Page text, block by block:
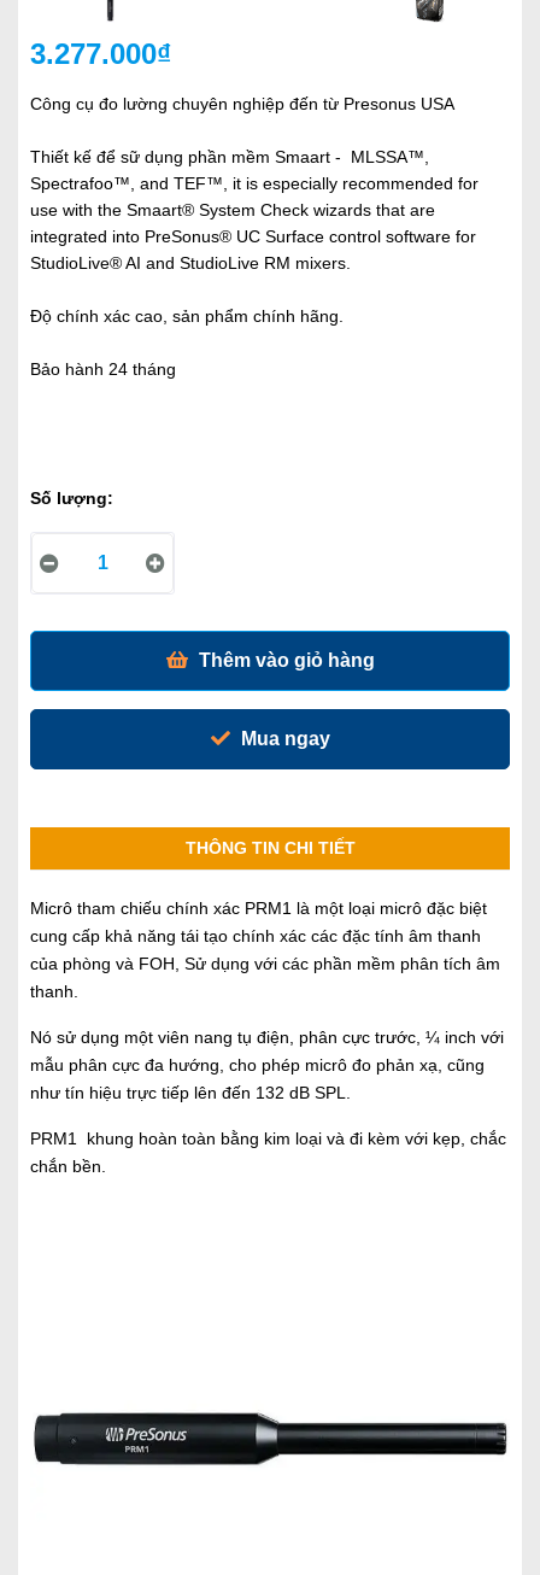
3.277.000₫
Công cụ đo lường chuyên nghiệp đến từ Presonus USA
Thiết kế để sữ dụng phần mềm Smaart - MLSSA™,
Spectrafoo™, and TEF™, it is especially recommended for
use with the Smaart® System Check wizards that are
integrated into PreSonus® UC Surface control software for
StudioLive® AI and StudioLive RM mixers.
Độ chính xác cao, sản phẩm chính hãng.
Bảo hành 24 tháng
Số lượng:
Thêm vào giỏ hàng
Mua ngay
THÔNG TIN CHI TIẾT
Micrô tham chiếu chính xác PRM1 là một loại micrô đặc biệt
cung cấp khả năng tái tạo chính xác các đặc tính âm thanh
của phòng và FOH, Sử dụng với các phần mềm phân tích âm
thanh.
Nó sử dụng một viên nang tụ điện, phân cực trước, ¼ inch với
mẫu phân cực đa hướng, cho phép micrô đo phản xạ, cũng
như tín hiệu trực tiếp lên đến 132 dB SPL.
PRM1 khung hoàn toàn bằng kim loại và đi kèm với kẹp, chắc
chắn bền.